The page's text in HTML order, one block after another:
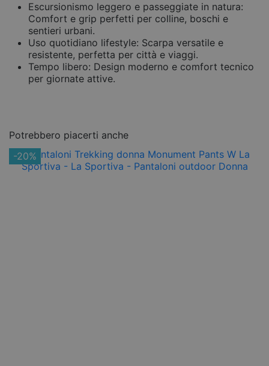
Escursionismo leggero e passeggiate in natura:
Comfort e grip perfetti per colline, boschi e
sentieri urbani.
Uso quotidiano lifestyle: Scarpa versatile e
resistente, perfetta per città e viaggi.
Tempo libero: Design moderno e comfort tecnico
per giornate attive.
Potrebbero piacerti anche
-20%